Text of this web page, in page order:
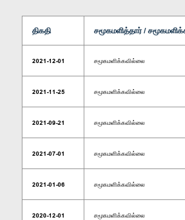
திகதி சமூகமளித்தார் /
2021-12-01 சமூகமளிக்கவில்லை
2021-11-25 சமூகமளிக்கவில்லை
2021-09-21 சமூகமளிக்கவில்லை
2021-07-01 சமூகமளிக்கவில்லை
2021-01-06 சமூகமளிக்கவில்லை
2020-12-01 சமூகமளிக்கவில்லை